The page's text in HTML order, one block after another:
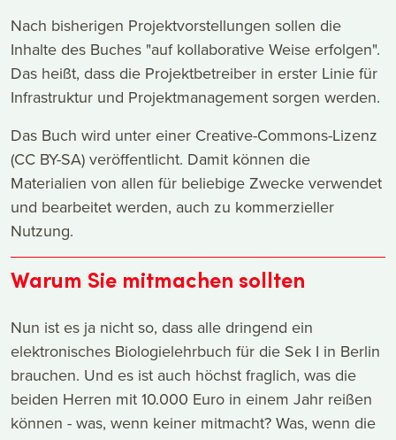
Nach bisherigen Projektvorstellungen sollen die
Inhalte des Buches "auf kollaborative Weise erfolgen".
Das heißt, dass die Projektbetreiber in erster Linie für
Infrastruktur und Projektmanagement sorgen werden.
Das Buch wird unter einer Creative-Commons-Lizenz
(CC BY-SA) veröffentlicht. Damit können die
Materialien von allen für beliebige Zwecke verwendet
und bearbeitet werden, auch zu kommerzieller
Nutzung.
Warum Sie mitmachen sollten
Nun ist es ja nicht so, dass alle dringend ein
elektronisches Biologielehrbuch für die Sek I in Berlin
brauchen. Und es ist auch höchst fraglich, was die
beiden Herren mit 10.000 Euro in einem Jahr reißen
können - was, wenn keiner mitmacht? Was, wenn die